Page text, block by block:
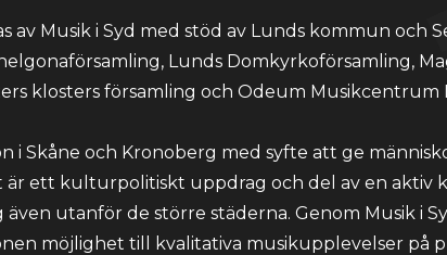
av Musik i Syd med stöd av Lunds kommun och
Lunds Domkyrkoförsamling,
klosters församling och Odeum Musikcentrum
i Skåne och Kronoberg med syfte att ge
är ett kulturpolitiskt uppdrag och del av en
utanför de större städerna. Genom Musik i
möjlighet till kvalitativa musikupplevelser på